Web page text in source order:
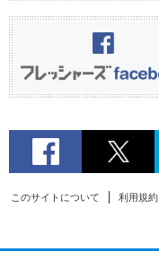
このサイトについて 利用規約